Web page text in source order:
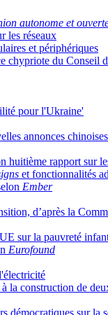
autonome et
les réseaux
et périphériques
chypriote du Conseil
pour l'Ukraine'
annonces
huitième rapport sur
et fonctionnalités
Ember
d’après la
sur la pauvreté
Eurofound
la construction de